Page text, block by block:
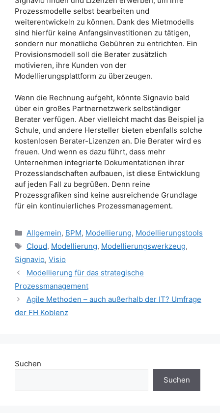
Prozessmodelle selbst bearbeiten und
weiterentwickeln zu können. Dank des Mietmodells
sind hierfür keine Anfangsinvestitionen zu tätigen,
sondern nur monatliche Gebühren zu entrichten. Ein
Provisionsmodell soll die Berater zusätzlich
motivieren, ihre Kunden von der
Modellierungsplattform zu überzeugen.
Wenn die Rechnung aufgeht, könnte Signavio bald
über ein großes Partnernetzwerk selbständiger
Berater verfügen. Aber vielleicht macht das Beispiel ja
Schule, und andere Hersteller bieten ebenfalls solche
kostenlosen Berater-Lizenzen an. Die Berater wird es
freuen. Und wenn es dazu führt, dass mehr
Unternehmen integrierte Dokumentationen ihrer
Prozesslandschaften aufbauen, ist diese Entwicklung
auf jeden Fall zu begrüßen. Denn reine
Prozessgrafiken sind keine ausreichende Grundlage
für ein kontinuierliches Prozessmanagement.
Kategorien
Allgemein, BPM, Modellierung, Modellierungstools
Schlagwörter
Cloud, Modellierung, Modellierungswerkzeug,
Signavio, Visio
Modellierung für das strategische
Prozessmanagement
Agile Methoden – auch außerhalb der IT? Umfrage
der FH Koblenz
Suchen
Suchen